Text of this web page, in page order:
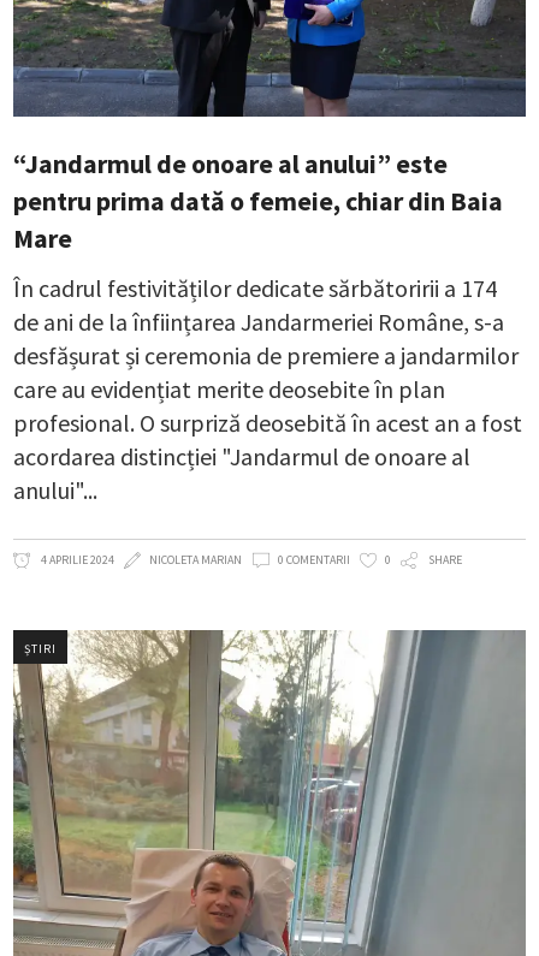
“Jandarmul de onoare al anului” este
pentru prima dată o femeie, chiar din Baia
Mare
În cadrul festivităților dedicate sărbătoririi a 174
de ani de la înființarea Jandarmeriei Române, s-a
desfășurat și ceremonia de premiere a jandarmilor
care au evidențiat merite deosebite în plan
profesional. O surpriză deosebită în acest an a fost
acordarea distincției "Jandarmul de onoare al
anului"
4 APRILIE 2024 NICOLETA MARIAN 0 COMENTARII 0 SHARE
ȘTIRI